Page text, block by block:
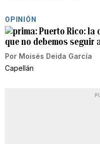
OPINIÓN
Puerto Rico: la
que no debemos seguir
Por Moisés Deida García
Capellán